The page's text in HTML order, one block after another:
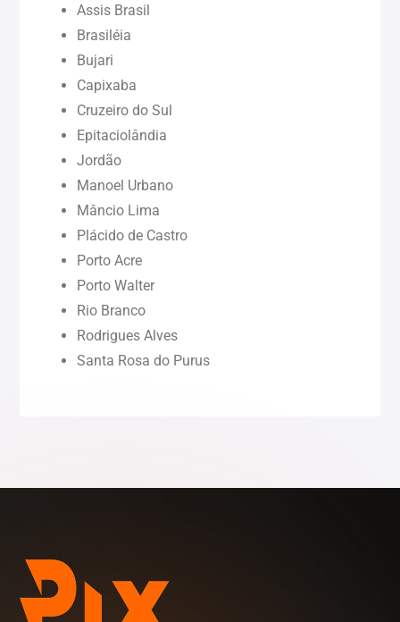
Paraíba (PB)
Piauí (PI)
Rondônia (RO)
Roraima (RR)
Assis Brasil
Brasiléia
Bujari
Capixaba
Cruzeiro do Sul
Epitaciolândia
Jordão
Manoel Urbano
Mâncio Lima
Plácido de Castro
Porto Acre
Porto Walter
Rio Branco
Rodrigues Alves
Santa Rosa do Purus